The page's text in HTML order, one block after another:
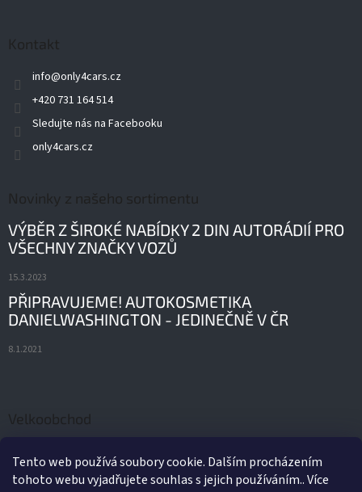
Tento web používá soubory cookie. Dalším procházením
tohoto webu vyjadřujete souhlas s jejich používáním.. Více
Kontakt
info@only4cars.cz
+420 731 164 514
Sledujte nás na Facebooku
only4cars.cz
Novinky z našeho sortimentu
VÝBĚR Z ŠIROKÉ NABÍDKY 2 DIN AUTORÁDIÍ PRO
VŠECHNY ZNAČKY VOZŮ
15.3.2023
PŘIPRAVUJEME! AUTOKOSMETIKA
DANIELWASHINGTON - JEDINEČNĚ V ČR
8.1.2021
Velkoobchod
21.2.2022